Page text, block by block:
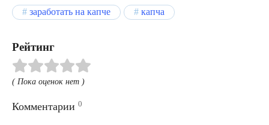
заработать на капче капча
Рейтинг
( Пока оценок нет )
Комментарии 0